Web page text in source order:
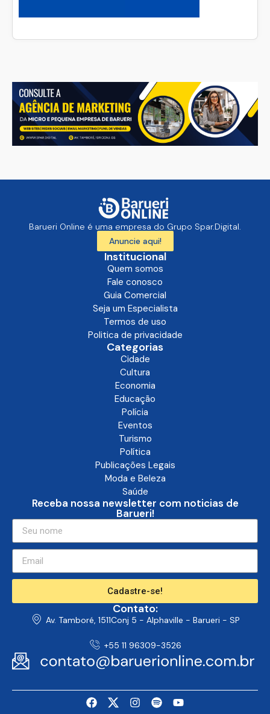
Barueri Online é uma empresa do Grupo Spar.Digital.
Anuncie aqui!
Institucional
Quem somos
Fale conosco
Guia Comercial
Seja um Especialista
Termos de uso
Politica de privacidade
Categorias
Cidade
Cultura
Economia
Educação
Polícia
Eventos
Turismo
Política
Publicações Legais
Moda e Beleza
Saúde
Receba nossa newsletter com noticias de
Barueri!
Cadastre-se!
Contato:
Av. Tamboré, 1511Conj 5 - Alphaville - Barueri - SP
+55 11 96309-3526